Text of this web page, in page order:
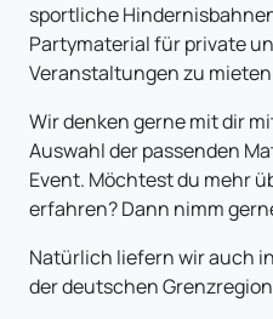
sportliche
Partymaterial für private
Veranstaltungen zu
Wir denken gerne mit dir
Auswahl der passenden
Event. Möchtest du mehr
erfahren? Dann nimm
Natürlich liefern wir auch
der deutschen